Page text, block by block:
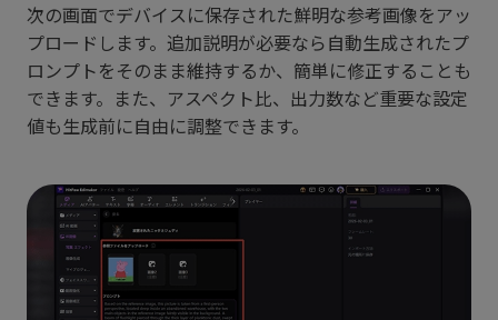
次の画面でデバイスに保存された鮮明な参考画像をアッ
プロードします。追加説明が必要なら自動生成されたプ
ロンプトをそのまま維持するか、簡単に修正することも
できます。また、アスペクト比、出力数など重要な設定
値も生成前に自由に調整できます。